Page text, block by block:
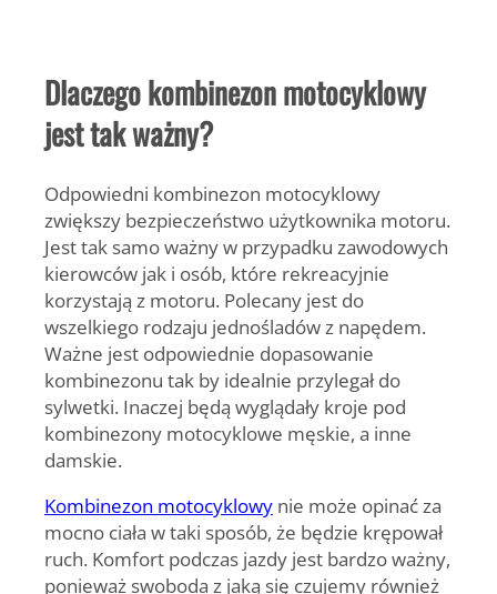
Dlaczego kombinezon motocyklowy
jest tak ważny?
Odpowiedni kombinezon motocyklowy
zwiększy bezpieczeństwo użytkownika motoru.
Jest tak samo ważny w przypadku zawodowych
kierowców jak i osób, które rekreacyjnie
korzystają z motoru. Polecany jest do
wszelkiego rodzaju jednośladów z napędem.
Ważne jest odpowiednie dopasowanie
kombinezonu tak by idealnie przylegał do
sylwetki. Inaczej będą wyglądały kroje pod
kombinezony motocyklowe męskie, a inne
damskie.
Kombinezon motocyklowy nie może opinać za
mocno ciała w taki sposób, że będzie krępował
ruch. Komfort podczas jazdy jest bardzo ważny,
ponieważ swoboda z jaką się czujemy również